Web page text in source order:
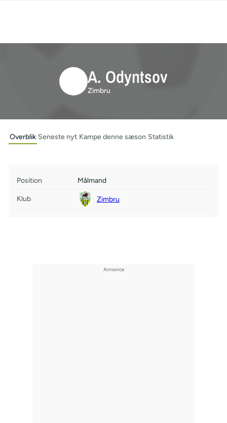
A. Odyntsov
Zimbru
Overblik Seneste nyt Kampe denne sæson Statistik
Position Målmand
Klub Zimbru